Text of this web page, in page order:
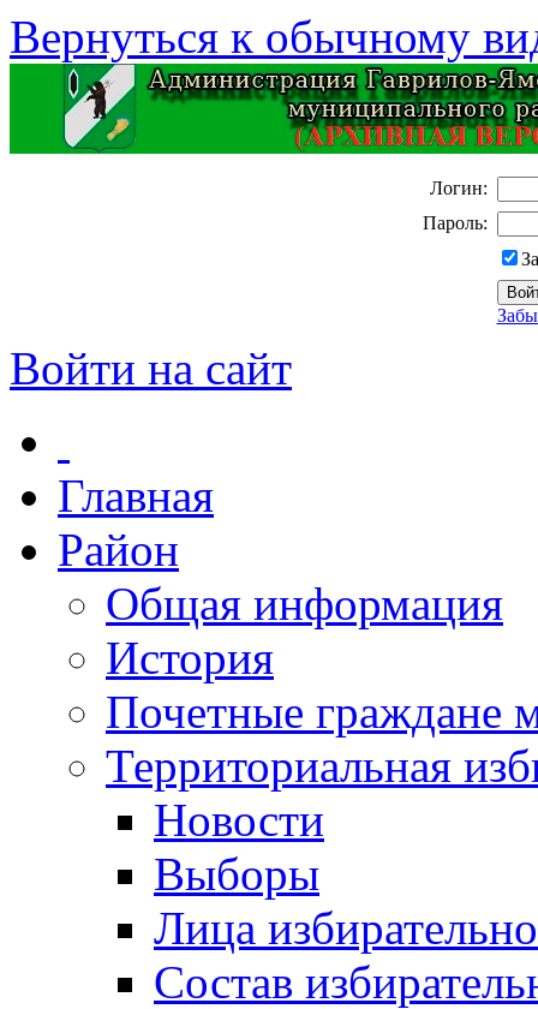
Вернуться к обычному
Логин:
Пароль:
Войти на сайт
Главная
Район
Общая информация
История
Почетные граждане
Территориальная
Новости
Выборы
Лица
Состав